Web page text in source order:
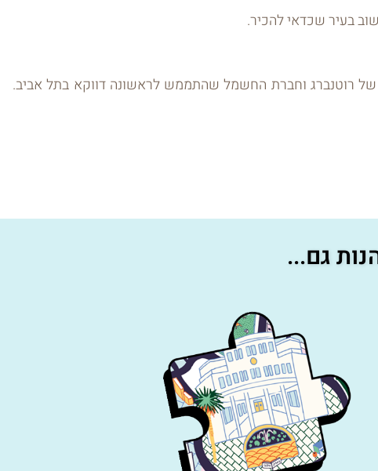
בעיר שכדאי להכיר.
רוטנברג וחברת החשמל שהתממש לראשונה דווקא בתל אביב.
גם...